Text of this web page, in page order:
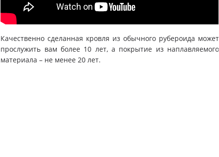
Качественно сделанная кровля из обычного рубероида может
прослужить вам более 10 лет, а покрытие из наплавляемого
материала – не менее 20 лет.